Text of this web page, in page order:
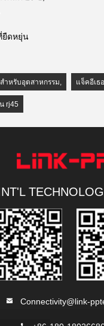
ยืดหยุ่น
ำหรับอุตสาหกรรม, แจ็คอีเธ
rj45
Connectivity@link-